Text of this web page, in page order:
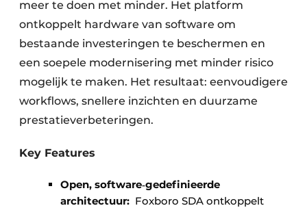
meer te doen met minder. Het platform
ontkoppelt hardware van software om
bestaande investeringen te beschermen en
een soepele modernisering met minder risico
mogelijk te maken. Het resultaat: eenvoudigere
workflows, snellere inzichten en duurzame
prestatieverbeteringen.
Key Features
Open, software‑gedefinieerde
architectuur: ​ Foxboro SDA ontkoppelt